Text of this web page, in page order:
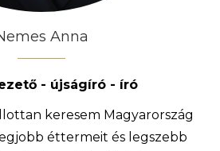
Anna
- újságíró - író
keresem Magyarország
éttermeit és legszebb